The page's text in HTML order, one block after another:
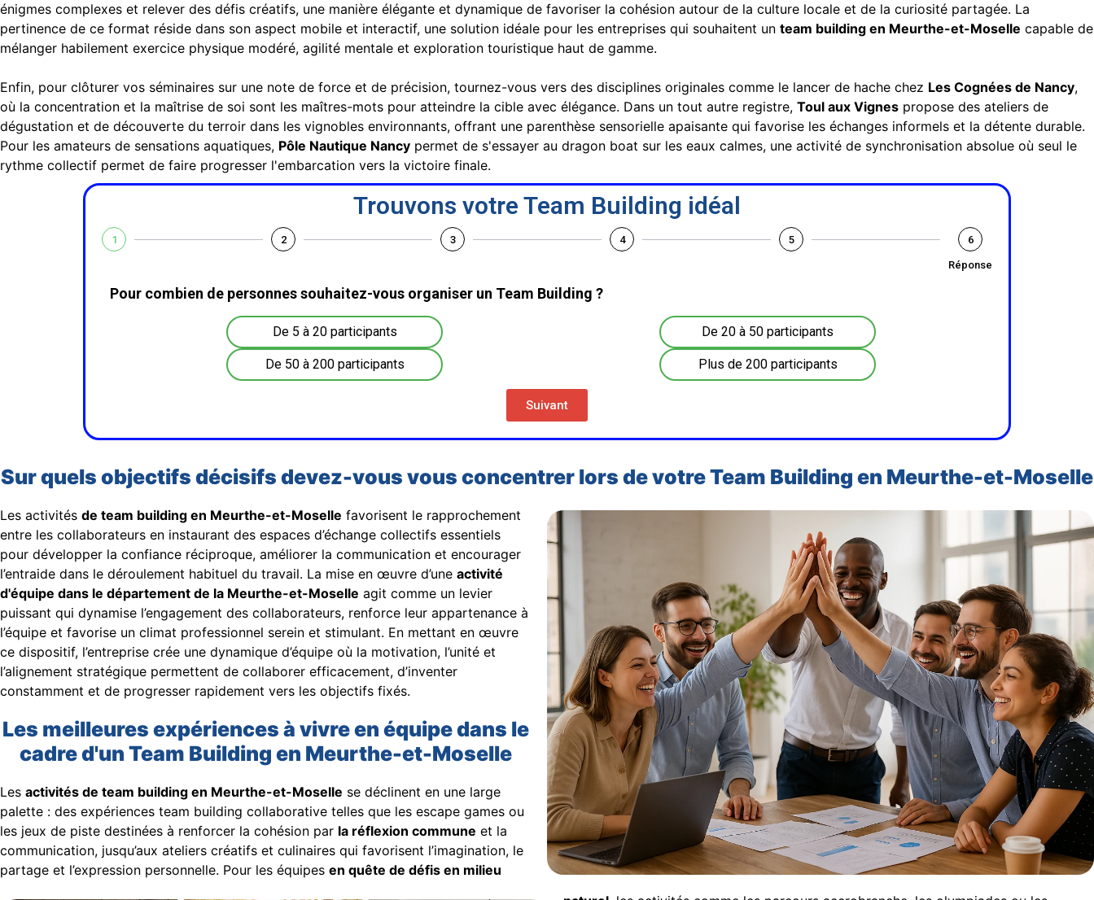
énigmes complexes et relever des défis créatifs, une manière élégante et dynamique de favoriser la cohésion autour de la culture locale et de la curiosité partagée. La
pertinence de ce format réside dans son aspect mobile et interactif, une solution idéale pour les entreprises qui souhaitent un team building en Meurthe-et-Moselle capable de
mélanger habilement exercice physique modéré, agilité mentale et exploration touristique haut de gamme.
Enfin, pour clôturer vos séminaires sur une note de force et de précision, tournez-vous vers des disciplines originales comme le lancer de hache chez Les Cognées de Nancy,
où la concentration et la maîtrise de soi sont les maîtres-mots pour atteindre la cible avec élégance. Dans un tout autre registre, Toul aux Vignes propose des ateliers de
dégustation et de découverte du terroir dans les vignobles environnants, offrant une parenthèse sensorielle apaisante qui favorise les échanges informels et la détente durable.
Pour les amateurs de sensations aquatiques, Pôle Nautique Nancy permet de s'essayer au dragon boat sur les eaux calmes, une activité de synchronisation absolue où seul le
rythme collectif permet de faire progresser l'embarcation vers la victoire finale.
Trouvons votre Team Building idéal
1 2 3 4 5 6
Réponse
Pour combien de personnes souhaitez-vous organiser un Team Building ?
De 5 à 20 participants De 20 à 50 participants
De 50 à 200 participants Plus de 200 participants
Suivant
Sur quels objectifs décisifs devez-vous vous concentrer lors de votre Team Building en Meurthe-et-Moselle
Les activités de team building en Meurthe-et-Moselle favorisent le rapprochement
entre les collaborateurs en instaurant des espaces d’échange collectifs essentiels
pour développer la confiance réciproque, améliorer la communication et encourager
l’entraide dans le déroulement habituel du travail. La mise en œuvre d’une activité
d'équipe dans le département de la Meurthe-et-Moselle agit comme un levier
puissant qui dynamise l’engagement des collaborateurs, renforce leur appartenance à
l’équipe et favorise un climat professionnel serein et stimulant. En mettant en œuvre
ce dispositif, l’entreprise crée une dynamique d’équipe où la motivation, l’unité et
l’alignement stratégique permettent de collaborer efficacement, d’inventer
constamment et de progresser rapidement vers les objectifs fixés.
Les meilleures expériences à vivre en équipe dans le
cadre d'un Team Building en Meurthe-et-Moselle
Les activités de team building en Meurthe-et-Moselle se déclinent en une large
palette : des expériences team building collaborative telles que les escape games ou
les jeux de piste destinées à renforcer la cohésion par la réflexion commune et la
communication, jusqu’aux ateliers créatifs et culinaires qui favorisent l’imagination, le
partage et l’expression personnelle. Pour les équipes en quête de défis en milieu